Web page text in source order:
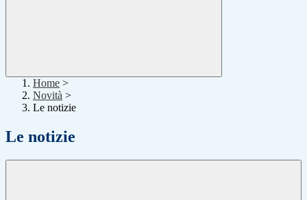
Home >
Novità >
Le notizie
Le notizie